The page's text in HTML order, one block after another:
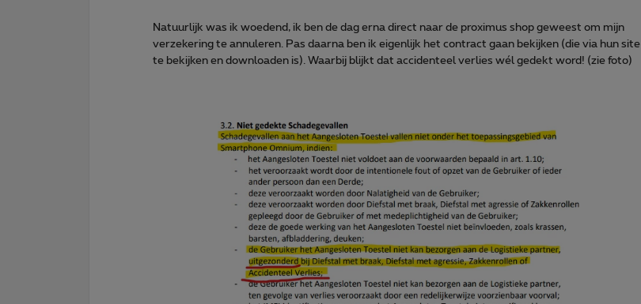
Natuurlijk was ik woedend, ik ben de dag erna direct naar de proximus shop geweest om mijn
verzekering te annuleren. Pas daarna ben ik eigenlijk het contract gaan bekijken (die via hun site
te bekijken en downloaden is). Waarbij blijkt dat accidenteel verlies wél gedekt word! (zie foto)